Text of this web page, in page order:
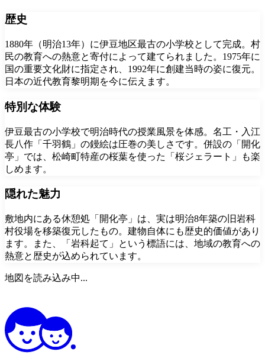
歴史
1880年（明治13年）に伊豆地区最古の小学校として完成。村
民の教育への熱意と寄付によって建てられました。1975年に
国の重要文化財に指定され、1992年に創建当時の姿に復元。
日本の近代教育黎明期を今に伝えます。
特別な体験
伊豆最古の小学校で明治時代の授業風景を体感。名工・入江
長八作「千羽鶴」の鏝絵は圧巻の美しさです。併設の「開化
亭」では、松崎町特産の桜葉を使った「桜ジェラート」も楽
しめます。
隠れた魅力
敷地内にある休憩処「開化亭」は、実は明治8年築の旧岩科
村役場を移築復元したもの。建物自体にも歴史的価値があり
ます。また、「岩科起て」という標語には、地域の教育への
熱意と歴史が込められています。
地図を読み込み中...